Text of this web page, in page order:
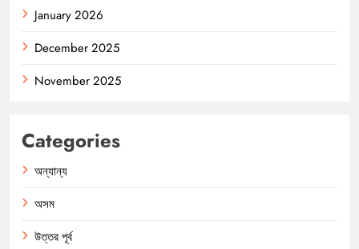
January 2026
December 2025
November 2025
Categories
অন্যান্য
অসম
উত্তর পূর্ব